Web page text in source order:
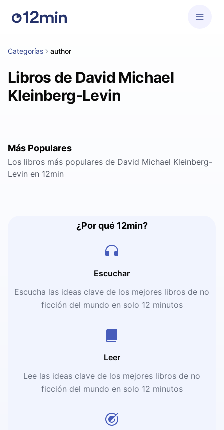
Categorías author
Libros de David Michael
Kleinberg-Levin
Más Populares
Los libros más populares de David Michael Kleinberg-
Levin en 12min
¿Por qué 12min?
Escuchar
Escucha las ideas clave de los mejores libros de no
ficción del mundo en solo 12 minutos
Leer
Lee las ideas clave de los mejores libros de no
ficción del mundo en solo 12 minutos